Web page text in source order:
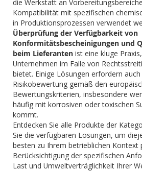
die Werkstatt an
Kompatibilität mit spezifischen
in Produktionsprozessen verwendet
Überprüfung der Verfügbarkeit von
Konformitätsbescheinigungen und
beim Lieferanten ist eine kluge
Unternehmen im Falle von
bietet. Einige Lösungen erfordern
Risikobewertung gemäß den
Bewertungskriterien, insbesondere
häufig mit korrosiven oder toxischen
kommt.
Entdecken Sie alle Produkte der
Sie die verfügbaren Lösungen, um
besten zu Ihrem betrieblichen Kontext
Berücksichtigung der spezifischen
Last und Umweltverträglichkeit Ihrer